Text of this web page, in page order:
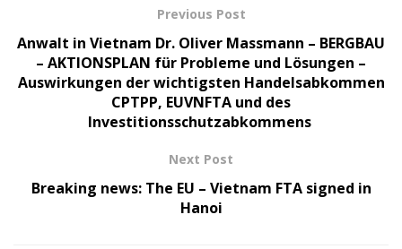
Previous Post
Anwalt in Vietnam Dr. Oliver Massmann – BERGBAU
– AKTIONSPLAN für Probleme und Lösungen –
Auswirkungen der wichtigsten Handelsabkommen
CPTPP, EUVNFTA und des
Investitionsschutzabkommens
Next Post
Breaking news: The EU – Vietnam FTA signed in
Hanoi